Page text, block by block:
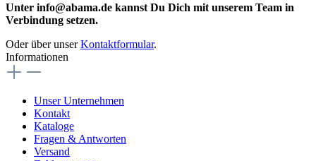
Unter info@abama.de kannst Du Dich mit unserem Team in
Verbindung setzen.
Oder über unserKontaktformular.
Informationen
Unser Unternehmen
Kontakt
Kataloge
Fragen & Antworten
Versand